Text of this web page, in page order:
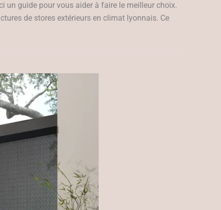
un guide pour vous aider à faire le meilleur choix.
de stores extérieurs en climat lyonnais. Ce